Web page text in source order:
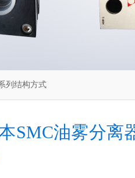
列结构方式
SMC油雾分离